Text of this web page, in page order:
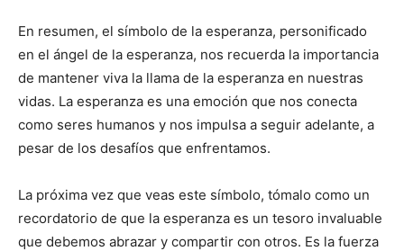
En resumen, el símbolo de la esperanza, personificado
en el ángel de la esperanza, nos recuerda la importancia
de mantener viva la llama de la esperanza en nuestras
vidas. La esperanza es una emoción que nos conecta
como seres humanos y nos impulsa a seguir adelante, a
pesar de los desafíos que enfrentamos.
La próxima vez que veas este símbolo, tómalo como un
recordatorio de que la esperanza es un tesoro invaluable
que debemos abrazar y compartir con otros. Es la fuerza